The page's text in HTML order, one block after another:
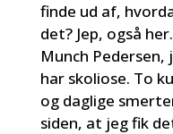
finde ud af,
det? Jep, også
Munch
har skoliose. To
og daglige
siden, at jeg fik